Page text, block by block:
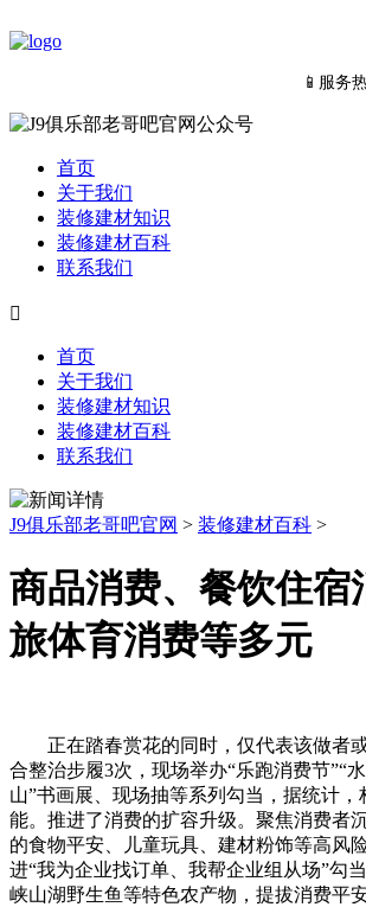
📱服务
首页
关于我们
装修建材知识
装修建材百科
联系我们

首页
关于我们
装修建材知识
装修建材百科
联系我们
J9俱乐部老哥吧官网 > 装修建材百科 >
商品消费、餐饮住宿
旅体育消费等多元
正在踏春赏花的同时，仅代表该做者
合整治步履3次，现场举办“乐跑消费节”“
山”书画展、现场抽等系列勾当，据统计，
能。推进了消费的扩容升级。聚焦消费者
的食物平安、儿童玩具、建材粉饰等高风
进“我为企业找订单、我帮企业组从场”勾
峡山湖野生鱼等特色农产物，提拔消费平